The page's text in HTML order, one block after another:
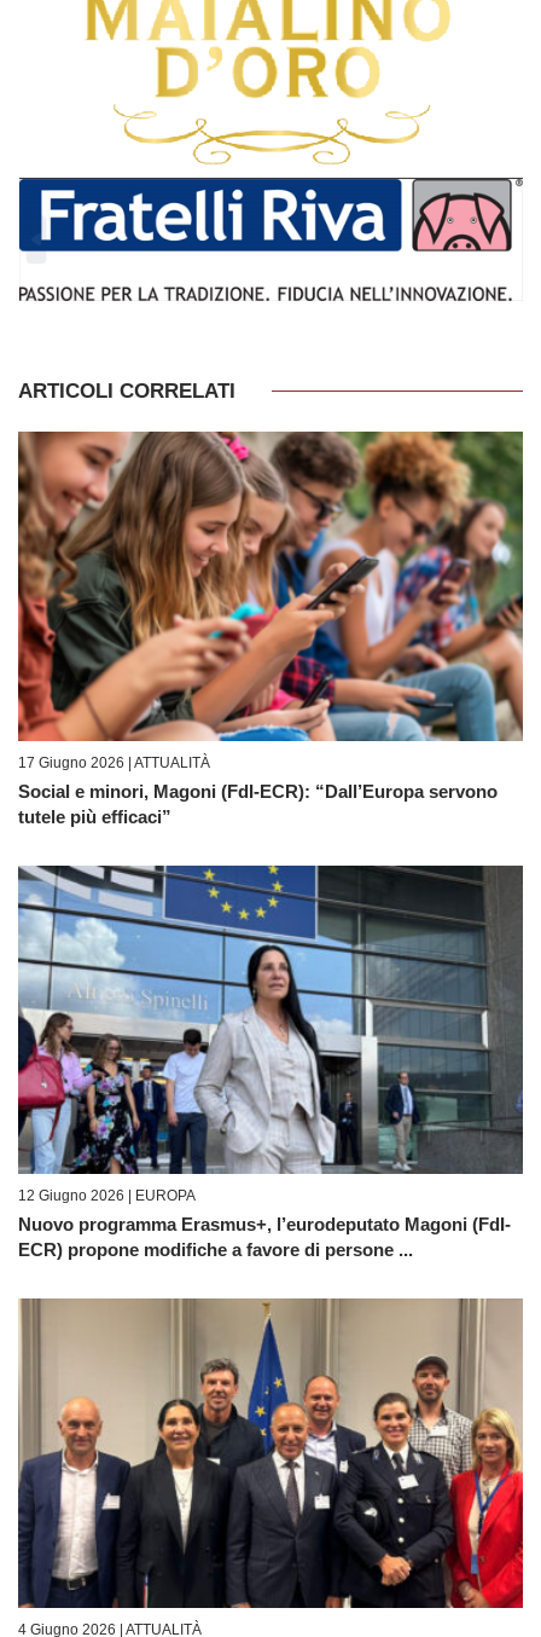
ARTICOLI CORRELATI
17 Giugno 2026 | ATTUALITÀ
Social e minori, Magoni (FdI-ECR): “Dall’Europa servono
tutele più efficaci”
12 Giugno 2026 | EUROPA
Nuovo programma Erasmus+, l’eurodeputato Magoni (FdI-
ECR) propone modifiche a favore di persone ...
4 Giugno 2026 | ATTUALITÀ